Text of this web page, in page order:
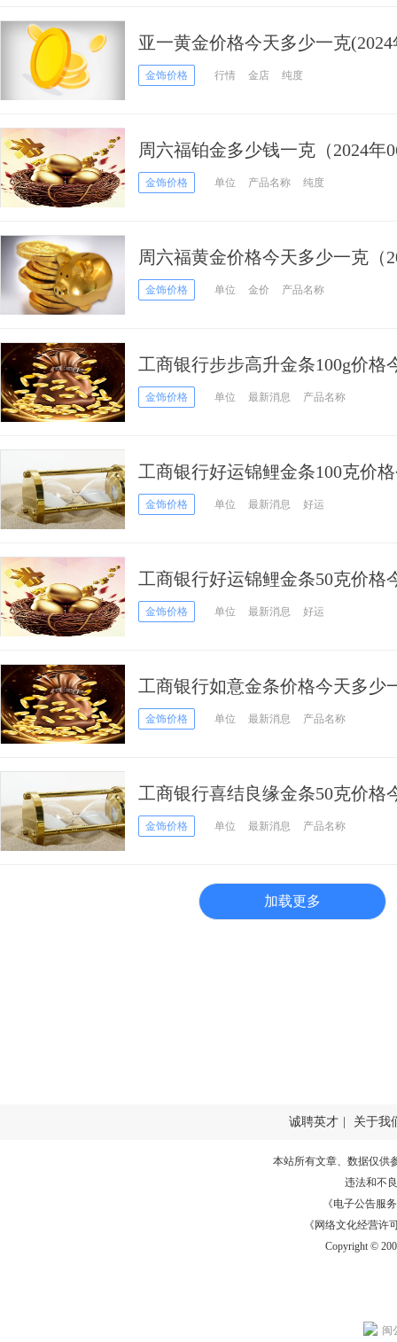
亚一黄金价格今天多少一克(2024
金饰价格 行情 金店 纯度
周六福铂金多少钱一克（2024年
金饰价格 单位 产品名称 纯度
周六福黄金价格今天多少一克（
格金饰价格 单位 金价 产品名称
工商银行步步高升金条100g价格
月18日）
金饰价格 单位 最新消息 产品名称
工商银行好运锦鲤金条100克价
06月18日）
金饰价格 单位 最新消息 好运
工商银行好运锦鲤金条50克价格
月18日）
金饰价格 单位 最新消息 好运
工商银行如意金条价格今天多少
金饰价格 单位 最新消息 产品名称
工商银行喜结良缘金条50克价格
月18日）
金饰价格 单位 最新消息 产品名称
加载更多
诚聘英才 关于我
本站所有文章、数据仅供
违法和不
《电子公告服务
《网络文化经营许
Copyright ©
闽